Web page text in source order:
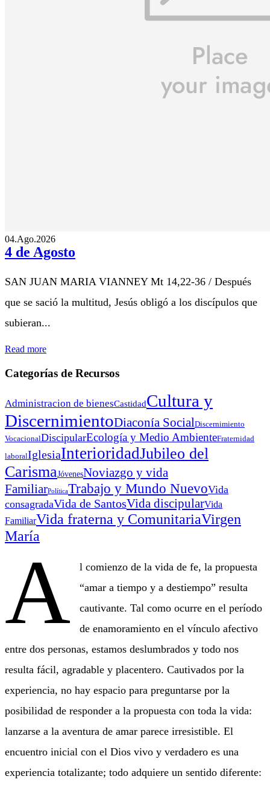
04.Ago.2026
4 de Agosto
SAN JUAN MARIA VIANNEY Mt 14,22-36 / Después
que se sació la multitud, Jesús obligó a los discípulos que
subieran...
Read more
Categorías de Recursos
Administracion de bienesCastidadCultura y
DiscernimientoDiaconía Social Discernimiento
VocacionalDiscipularEcología y Medio AmbienteFraternidad
laboralIglesiaInterioridadJubileo del
CarismaJóvenesNoviazgo y vida
FamiliarPolíticaTrabajo y Mundo NuevoVida
consagradaVida de SantosVida discipularVida
FamiliarVida fraterna y ComunitariaVirgen
María
A
l comienzo de la vida de fe, la propuesta
“amar a tiempo y a destiempo” resulta
cautivante. Tal como ocurre en el período
de enamoramiento en el vínculo afectivo
entre dos personas, estamos deslumbrados y todo nos
resulta fácil, agradable y placentero. Cautivados por la
experiencia, no hay espacio para preguntarse por la
posibilidad de responder a la propuesta con toda la vida:
lanzarse a la aventura de amar parece irresistible. El
encuentro inicial con el Dios vivo y verdadero es una
experiencia totalizante; todo adquiere un sentido diferente: